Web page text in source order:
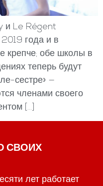
и Le Régent
года и в
крепче; обе школы в
теперь будут
сестре» —
членами своего
[…]
СВОИХ
лет работает